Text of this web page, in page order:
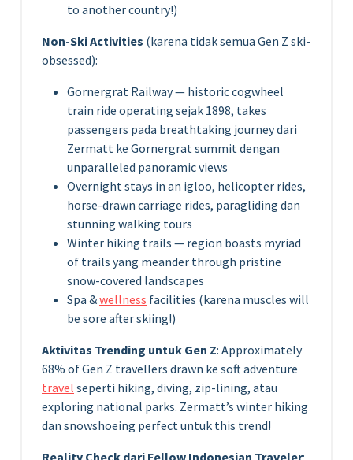
to another country!)
Non-Ski Activities (karena tidak semua Gen Z ski-
obsessed):
Gornergrat Railway — historic cogwheel
train ride operating sejak 1898, takes
passengers pada breathtaking journey dari
Zermatt ke Gornergrat summit dengan
unparalleled panoramic views
Overnight stays in an igloo, helicopter rides,
horse-drawn carriage rides, paragliding dan
stunning walking tours
Winter hiking trails — region boasts myriad
of trails yang meander through pristine
snow-covered landscapes
Spa &wellness facilities (karena muscles will
be sore after skiing!)
Aktivitas Trending untuk Gen Z: Approximately
68% of Gen Z travellers drawn ke soft adventure
travel seperti hiking, diving, zip-lining, atau
exploring national parks. Zermatt’s winter hiking
dan snowshoeing perfect untuk this trend!
Reality Check dari Fellow Indonesian Traveler: